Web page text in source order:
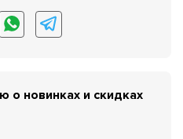
о новинках и скидках